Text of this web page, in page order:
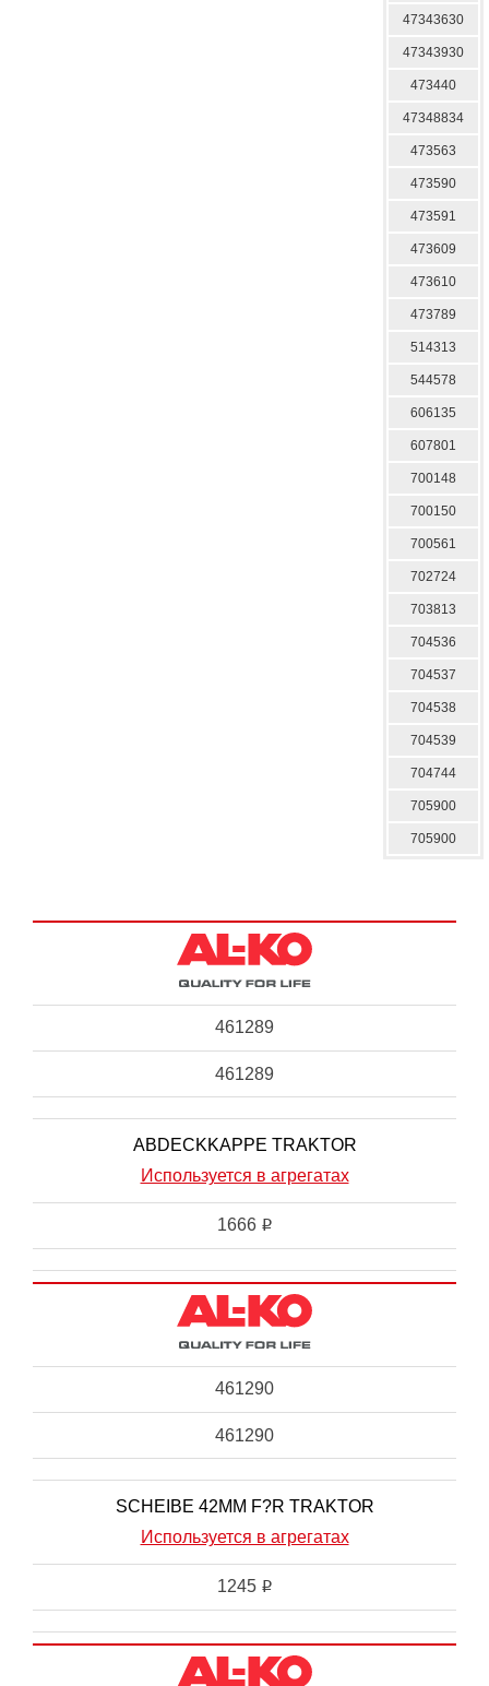
47343630
47343930
473440
47348834
473563
473590
473591
473609
473610
473789
514313
544578
606135
607801
700148
700150
700561
702724
703813
704536
704537
704538
704539
704744
705900
705900
461289
461289
ABDECKKAPPE TRAKTOR
Используется в агрегатах
1666 i
461290
461290
SCHEIBE 42MM F?R TRAKTOR
Используется в агрегатах
1245 i